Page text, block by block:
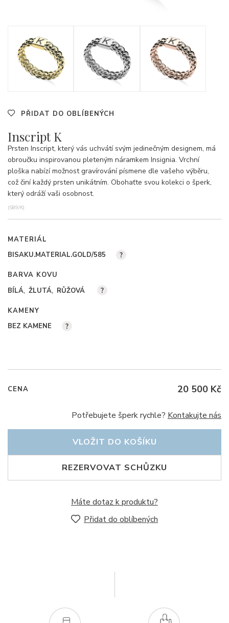
PŘIDAT DO OBLÍBENÝCH
Inscript K
Prsten Inscript, který vás uchvátí svým jedinečným designem, má
obroučku inspirovanou pleteným náramkem Insignia. Vrchní
ploška nabízí možnost gravírování písmene dle vašeho výběru,
což činí každý prsten unikátním. Obohaťte svou kolekci o šperk,
který odráží vaši osobnost.
(S89/K)
MATERIÁL
BISAKU.MATERIAL.GOLD/585
?
BARVA KOVU
BÍLÁ ŽLUTÁ RŮŽOVÁ ?
KAMENY
BEZ KAMENE
?
CENA 20 500 Kč
Potřebujete šperk rychle? Kontakujte nás
REZERVOVAT SCHŮZKU
VLOŽIT DO KOŠÍKU
Máte dotaz k produktu?
Přidat do oblíbených